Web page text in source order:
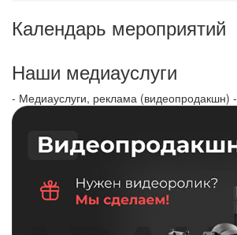
Календарь мероприятий
Наши медиауслуги
- Медиауслуги, реклама (видеопродакшн) -